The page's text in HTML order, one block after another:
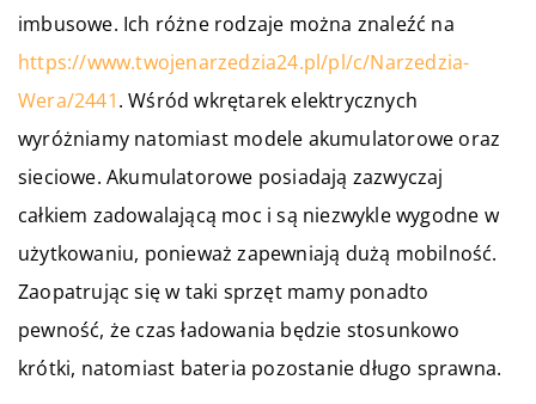
imbusowe. Ich różne rodzaje można znaleźć na
https://www.twojenarzedzia24.pl/pl/c/Narzedzia-
Wera/2441. Wśród wkrętarek elektrycznych
wyróżniamy natomiast modele akumulatorowe oraz
sieciowe. Akumulatorowe posiadają zazwyczaj
całkiem zadowalającą moc i są niezwykle wygodne w
użytkowaniu, ponieważ zapewniają dużą mobilność.
Zaopatrując się w taki sprzęt mamy ponadto
pewność, że czas ładowania będzie stosunkowo
krótki, natomiast bateria pozostanie długo sprawna.